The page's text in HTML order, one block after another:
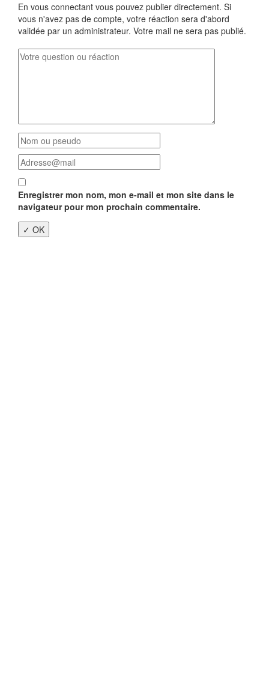
En vous connectant vous pouvez publier directement. Si
vous n'avez pas de compte, votre réaction sera d'abord
validée par un administrateur. Votre mail ne sera pas publié.
Enregistrer mon nom, mon e-mail et mon site dans le
navigateur pour mon prochain commentaire.